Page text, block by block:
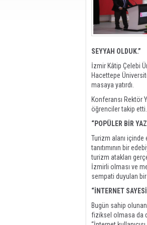
SEYYAH OLDUK.”
İzmir Kâtip Çelebi
Hacettepe
masaya yatırdı.
Konferansı Rektör
öğrenciler takip etti.
“POPÜLER BİR
Turizm alanı
tanıtımının bir
turizm atakları
İzmirli olması ve
sempati duyulan
“İNTERNET
Bugün sahip
fiziksel olmasa da